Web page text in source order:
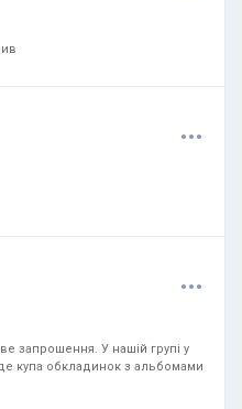
...
...
запрошення. У нашій групі у
купа обкладинок з альбомами